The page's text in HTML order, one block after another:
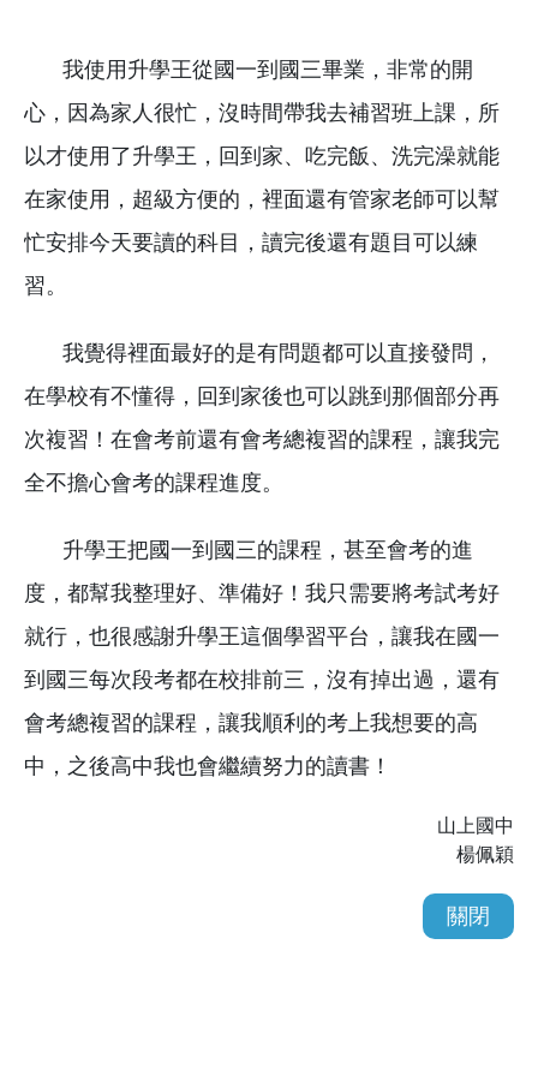
我使用升學王從國一到國三畢業，非常的開
心，因為家人很忙，沒時間帶我去補習班上課，所
以才使用了升學王，回到家、吃完飯、洗完澡就能
在家使用，超級方便的，裡面還有管家老師可以幫
忙安排今天要讀的科目，讀完後還有題目可以練
習。
我覺得裡面最好的是有問題都可以直接發問，
在學校有不懂得，回到家後也可以跳到那個部分再
次複習！在會考前還有會考總複習的課程，讓我完
全不擔心會考的課程進度。
升學王把國一到國三的課程，甚至會考的進
度，都幫我整理好、準備好！我只需要將考試考好
就行，也很感謝升學王這個學習平台，讓我在國一
到國三每次段考都在校排前三，沒有掉出過，還有
會考總複習的課程，讓我順利的考上我想要的高
中，之後高中我也會繼續努力的讀書！
山上國中
楊佩穎
關閉